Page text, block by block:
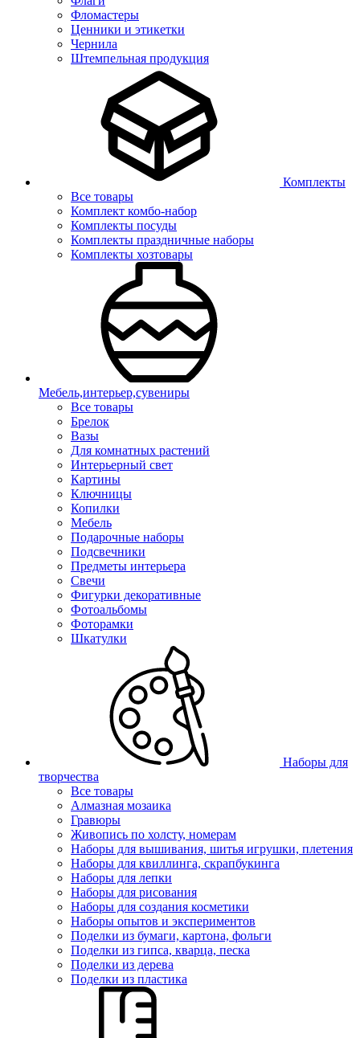
Фломастеры
Ценники и этикетки
Чернила
Штемпельная продукция
Комплекты
Все товары
Комплект комбо-набор
Комплекты посуды
Комплекты праздничные наборы
Комплекты хозтовары
Мебель,интерьер,сувениры
Все товары
Брелок
Вазы
Для комнатных растений
Интерьерный свет
Картины
Ключницы
Копилки
Мебель
Подарочные наборы
Подсвечники
Предметы интерьера
Свечи
Фигурки декоративные
Фотоальбомы
Фоторамки
Шкатулки
Наборы для
творчества
Все товары
Алмазная мозаика
Гравюры
Живопись по холсту, номерам
Наборы для вышивания, шитья игрушки, плетения
Наборы для квиллинга, скрапбукинга
Наборы для лепки
Наборы для рисования
Наборы для создания косметики
Наборы опытов и экспериментов
Поделки из бумаги, картона, фольги
Поделки из гипса, кварца, песка
Поделки из дерева
Поделки из пластика